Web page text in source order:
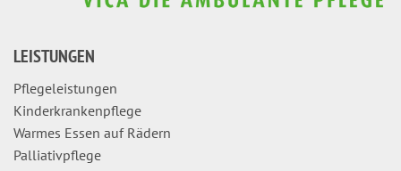
LEISTUNGEN
Pflegeleistungen
Kinderkrankenpflege
Warmes Essen auf Rädern
Palliativpflege